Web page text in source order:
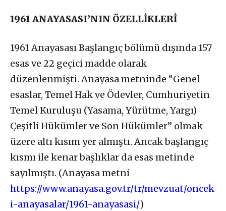
1961 ANAYASASI’NIN ÖZELLİKLERİ
1961 Anayasası Başlangıç bölümü dışında 157
esas ve 22 geçici madde olarak
düzenlenmişti. Anayasa metninde “Genel
esaslar, Temel Hak ve Ödevler, Cumhuriyetin
Temel Kuruluşu (Yasama, Yürütme, Yargı)
Çeşitli Hükümler ve Son Hükümler” olmak
üzere altı kısım yer almıştı. Ancak başlangıç
kısmı ile kenar başlıklar da esas metinde
sayılmıştı. (Anayasa metni
https://www.anayasa.gov.tr/tr/mevzuat/oncek
i-anayasalar/1961-anayasasi/)